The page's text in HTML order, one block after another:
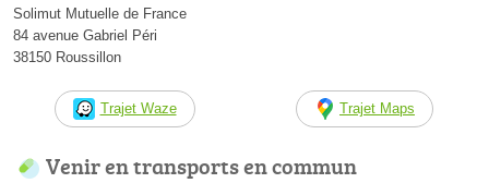
Solimut Mutuelle de France
84 avenue Gabriel Péri
38150 Roussillon
Trajet Waze Trajet Maps
Venir en transports en commun